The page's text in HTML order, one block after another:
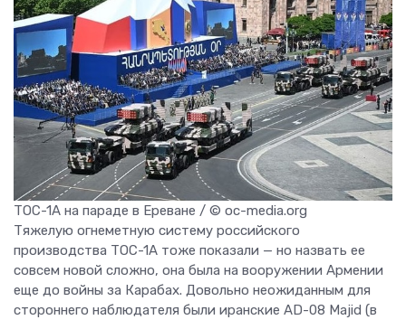
ТОС-1А на параде в Ереване / © oc-media.org
Тяжелую огнеметную систему российского
производства ТОС-1А тоже показали — но назвать ее
совсем новой сложно, она была на вооружении Армении
еще до войны за Карабах. Довольно неожиданным для
стороннего наблюдателя были иранские AD-08 Majid (в